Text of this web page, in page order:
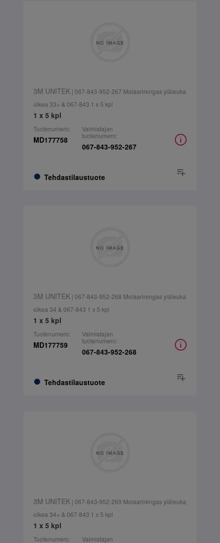
3M UNITEK| 067-843-952-267 Molaarirengas yläleuka
oikea 33+ & 067-843 1 x 5 kpl
1 x 5 kpl
Tuotenumero:
MD177758
Tehdastilaustuote
Valmistajan
tuotenumero:
067-843-952-267
3M UNITEK| 067-843-952-268 Molaarirengas yläleuka
oikea 34 & 067-843 1 x 5 kpl
1 x 5 kpl
Tuotenumero:
MD177759
Tehdastilaustuote
Valmistajan
tuotenumero:
067-843-952-268
3M UNITEK| 067-843-952-269 Molaarirengas yläleuka
oikea 34+ & 067-843 1 x 5 kpl
1 x 5 kpl
Tuotenumero:
Valmistajan